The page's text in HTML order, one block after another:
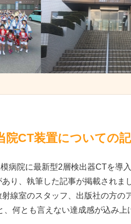
院CT装置についての
病院に最新型2層検出器CTを導
り、執筆した記事が掲載されま
線室のスタッフ、出版社の方
何とも言えない達成感が込み上